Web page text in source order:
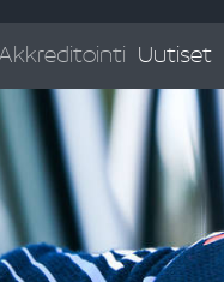
Uutiset